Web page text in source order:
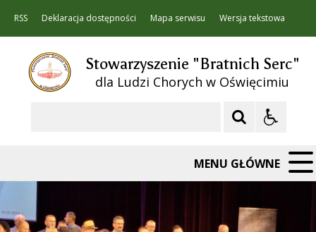
RSS Deklaracja dostępności Mapa serwisu Wersja tekstowa
Stowarzyszenie "Bratnich Serc"
dla Ludzi Chorych w Oświęcimiu
MENU GŁÓWNE